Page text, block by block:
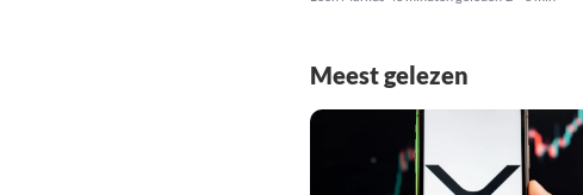
Meest gelezen